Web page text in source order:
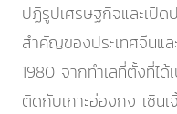
ปฏิรูปเศรษฐกิจและเปิด
สำคัญของประเทศจีนแล
1980 จากทำเลที่ตั้งที่ได้
ติดกับเกาะฮ่องกง เซินเ